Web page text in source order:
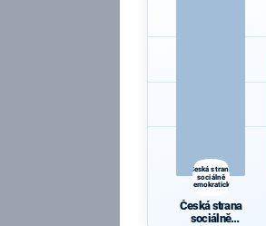
Česká strana
sociálně
demokratická
Česká strana
sociálně